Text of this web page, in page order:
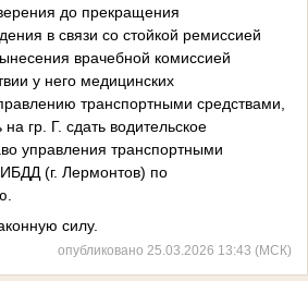
до прекращения
в связи со стойкой ремиссией
врачебной комиссией
у него медицинских
транспортными средствами,
гр. Г. сдать водительское
управления транспортными
(г. Лермонтов) по
силу.
опубликовано 25.03.2026 13:43 (МСК)